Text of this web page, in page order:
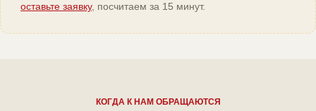
оставьте заявку, посчитаем за 15 минут.
КОГДА К НАМ ОБРАЩАЮТСЯ